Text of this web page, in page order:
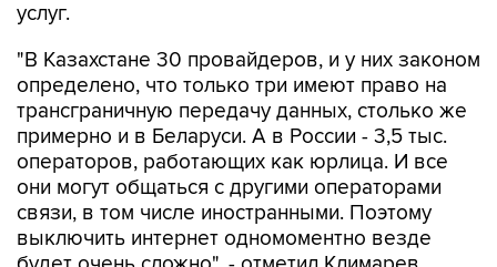
"В Казахстане 30 провайдеров, и у них законом
трансграничную передачу данных, столько же
примерно и в Беларуси. А в России - 3,5 тыс.
операторов, работающих как юрлица. И все
они могут общаться с другими операторами
связи, в том числе иностранными. Поэтому
выключить интернет одномоментно везде
будет очень сложно", - отметил Климарев.